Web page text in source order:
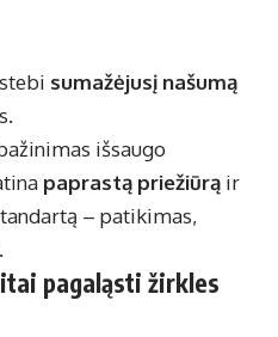
sumažėjusį našumą
išsaugo
paprastą priežiūrą ir
– patikimas,
pagaląsti žirkles